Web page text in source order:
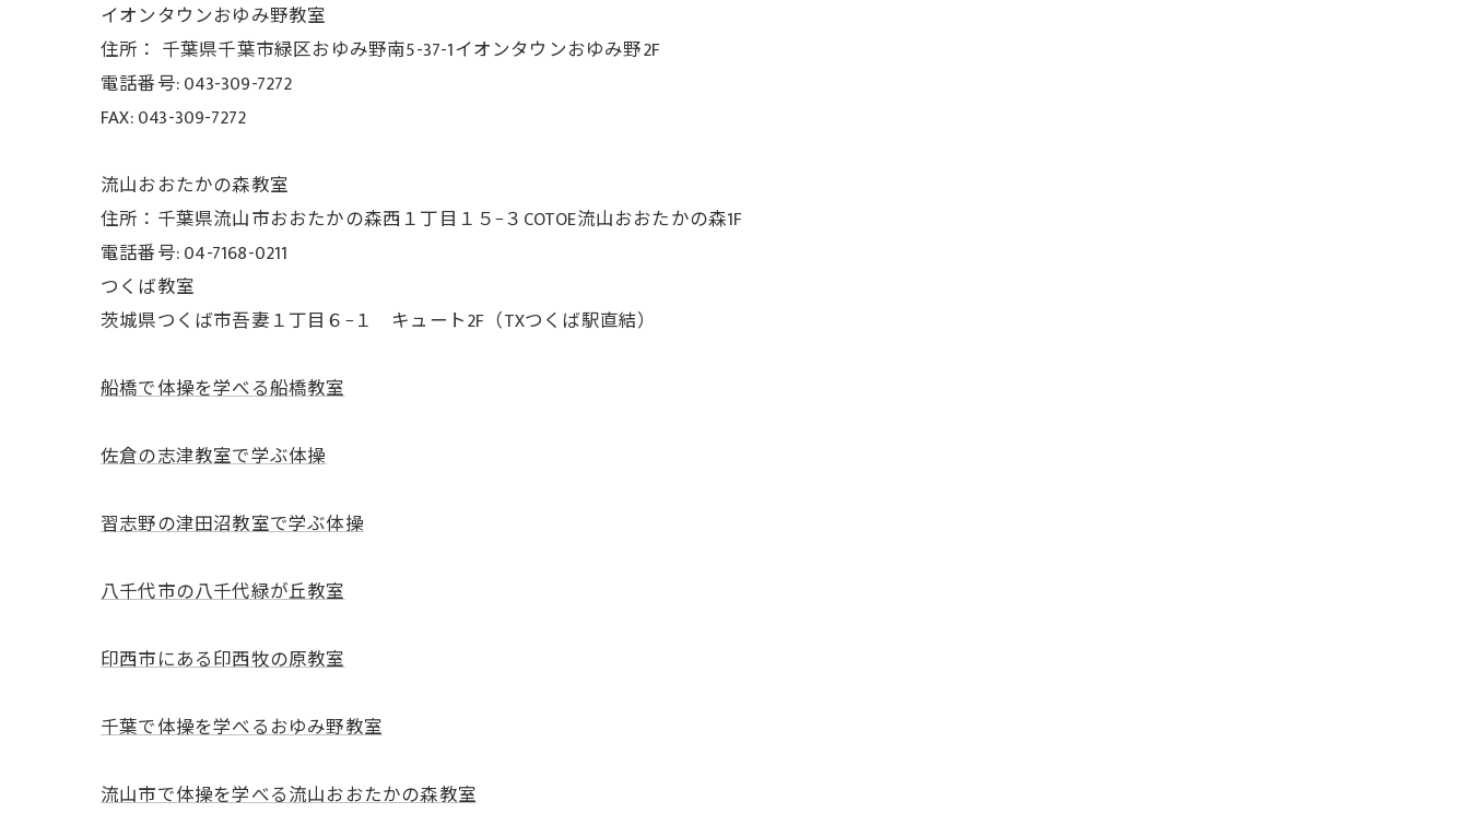
イオンタウンおゆみ野教室
住所： 千葉県千葉市緑区おゆみ野南5-37-1イオンタウンおゆみ野2F
電話番号: 043-309-7272
FAX: 043-309-7272
流山おおたかの森教室
住所：千葉県流山市おおたかの森西１丁目１５−３COTOE流山おおたかの森1F
電話番号: 04-7168-0211
つくば教室
茨城県つくば市吾妻１丁目６−１ キュート2F（TXつくば駅直結）
船橋で体操を学べる船橋教室
佐倉の志津教室で学ぶ体操
習志野の津田沼教室で学ぶ体操
八千代市の八千代緑が丘教室
印西市にある印西牧の原教室
千葉で体操を学べるおゆみ野教室
流山市で体操を学べる流山おおたかの森教室